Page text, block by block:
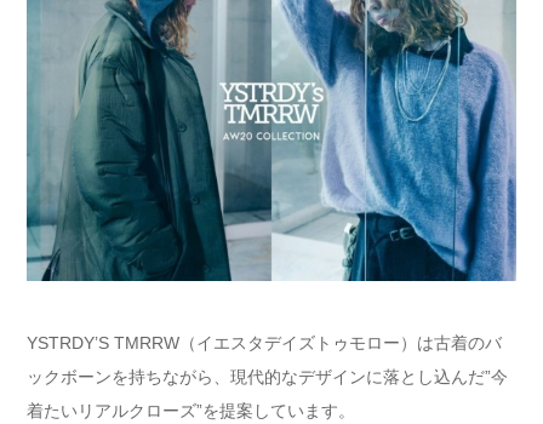
YSTRDY’S TMRRW（イエスタデイズトゥモロー）は古着のバ
ックボーンを持ちながら、現代的なデザインに落とし込んだ”今
着たいリアルクローズ”を提案しています。